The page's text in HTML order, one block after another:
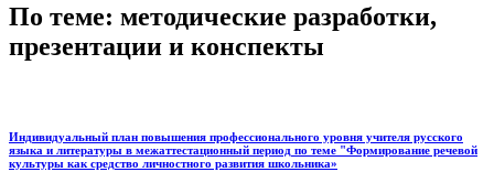
По теме: методические разработки,
презентации и конспекты
Индивидуальный план повышения профессионального уровня учителя русского
языка и литературы в межаттестационный период по теме "Формирование речевой
культуры как средство личностного развития школьника»